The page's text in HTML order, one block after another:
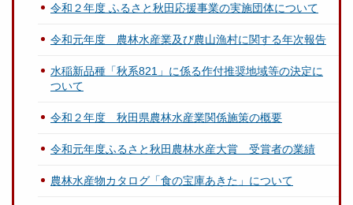
令和２年度 ふるさと秋田応援事業の実施団体について
令和元年度 農林水産業及び農山漁村に関する年次報告
水稲新品種「秋系821」に係る作付推奨地域等の決定に
ついて
令和２年度 秋田県農林水産業関係施策の概要
令和元年度ふるさと秋田農林水産大賞 受賞者の業績
農林水産物カタログ「食の宝庫あきた」について